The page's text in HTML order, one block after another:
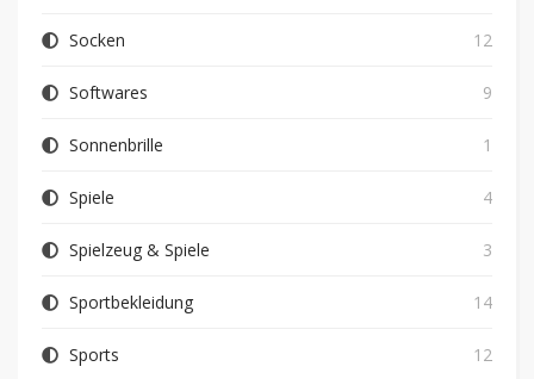
Socken 12
Softwares 9
Sonnenbrille 1
Spiele 4
Spielzeug & Spiele 3
Sportbekleidung 14
Sports 12